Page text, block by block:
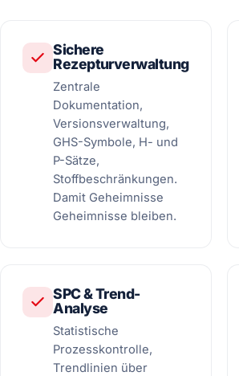
Sichere
Rezepturverwaltung
Zentrale
Dokumentation,
Versionsverwaltung,
GHS-Symbole, H- und
P-Sätze,
Stoffbeschränkungen.
Damit Geheimnisse
Geheimnisse bleiben.
SPC & Trend-
Analyse
Statistische
Prozesskontrolle,
Trendlinien über